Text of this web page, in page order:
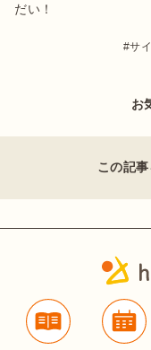
だい！
サ
お
この記